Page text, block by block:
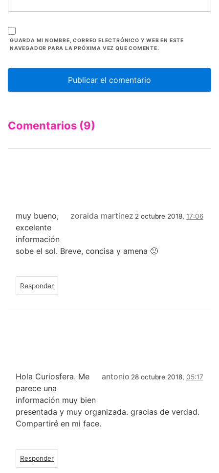
GUARDA MI NOMBRE, CORREO ELECTRÓNICO Y WEB EN ESTE
NAVEGADOR PARA LA PRÓXIMA VEZ QUE COMENTE.
Comentarios (9)
zoraida martinez 2 octubre 2018, 17:06
muy bueno,
excelente
información
sobe el sol. Breve, concisa y amena 🙂
Responder
antonio 28 octubre 2018, 05:17
Hola Curiosfera. Me
parece una
información muy bien
presentada y muy organizada. gracias de verdad.
Compartiré en mi face.
Responder